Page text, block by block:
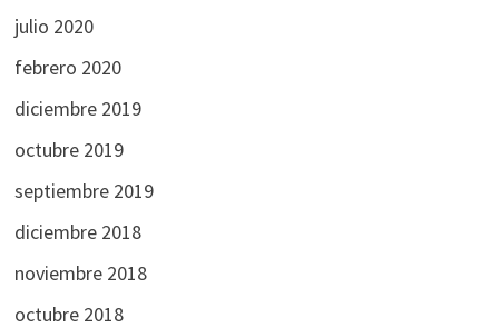
julio 2020
febrero 2020
diciembre 2019
octubre 2019
septiembre 2019
diciembre 2018
noviembre 2018
octubre 2018